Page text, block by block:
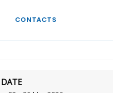
CONTACTS
DATE